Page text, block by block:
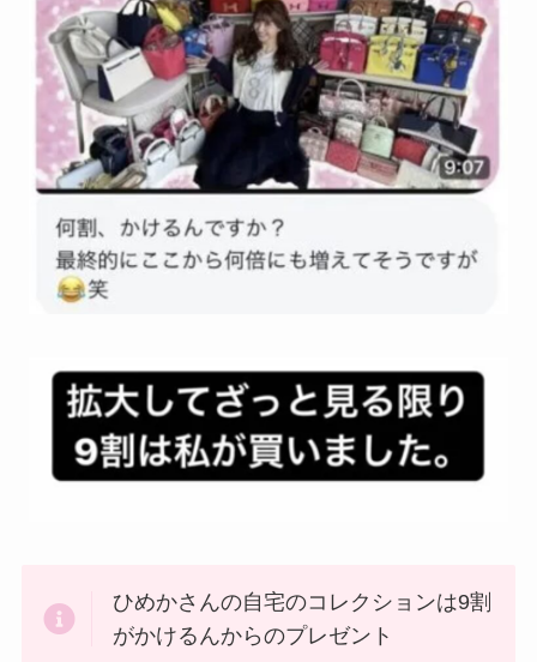
ひめかさんの自宅のコレクションは9割
がかけるんからのプレゼント